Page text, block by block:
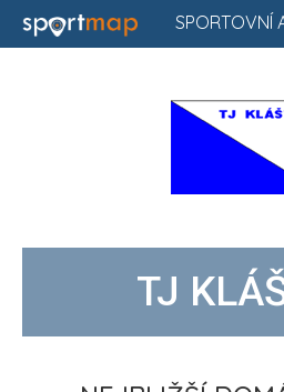
SPORTOVNÍ
TJ